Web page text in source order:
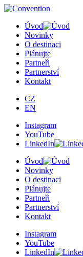
Úvod
Novinky
O destinaci
Plánujte
Partneři
Partnerství
Kontakt
CZ
EN
Instagram
YouTube
LinkedIn
Úvod
Novinky
O destinaci
Plánujte
Partneři
Partnerství
Kontakt
Instagram
YouTube
LinkedIn